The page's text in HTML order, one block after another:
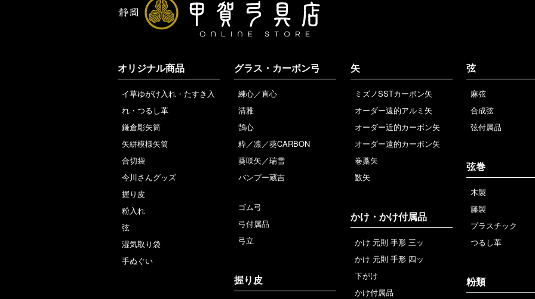
オリジナル商品
イ草ゆがけ入れ・たすき入
れ・つるし革
鎌倉彫矢筒
矢絣模様矢筒
合切袋
今川さんグッズ
握り皮
粉入れ
弦
湿気取り袋
手ぬぐい
グラス・カーボン弓
練心／直心
清雅
鵠心
粋／凛／葵CARBON
葵咲矢／瑞雪
バンブー蔵吉
ゴム弓
弓付属品
弓立
握り皮
矢
ミズノSSTカーボン矢
オーダー遠的アルミ矢
オーダー近的カーボン矢
オーダー遠的カーボン矢
巻藁矢
数矢
かけ・かけ付属品
かけ 元則 手形 三ッ
かけ 元則 手形 四ッ
下がけ
かけ付属品
弦
麻弦
合成弦
弦付属品
弦巻
木製
籐製
プラスチック
つるし革
粉類